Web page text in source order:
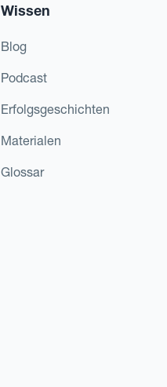
Wissen
Blog
Podcast
Erfolgsgeschichten
Materialen
Glossar